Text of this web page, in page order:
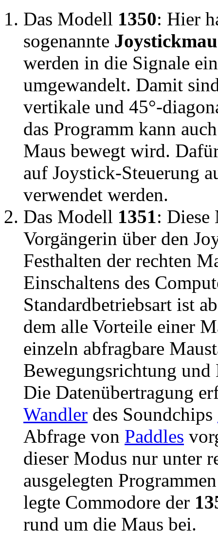
Das Modell 1350: Hier
sogenannte
werden in die Signale
umgewandelt. Damit
vertikale und 45°-
das Programm kann
Maus bewegt wird.
auf Joystick-Steuerung
verwendet werden.
Das Modell 1351: Diese
Vorgängerin über den
Festhalten der rechten
Einschaltens des
Standardbetriebsart ist
dem alle Vorteile einer
einzeln abfragbare
Bewegungsrichtung
Die Datenübertragung
Wandler des Soundchips
Abfrage von Paddles
dieser Modus nur unter
ausgelegten
legte Commodore der
rund um die Maus bei.